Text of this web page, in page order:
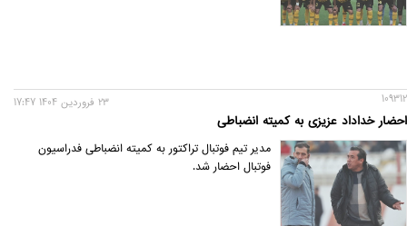
109312
احضار خداداد عزیزی به کمیته انضباطی
23 فروردين 1404 17:47
مدیر تیم فوتبال تراکتور به کمیته انضباطی فدراسیون
فوتبال احضار شد.